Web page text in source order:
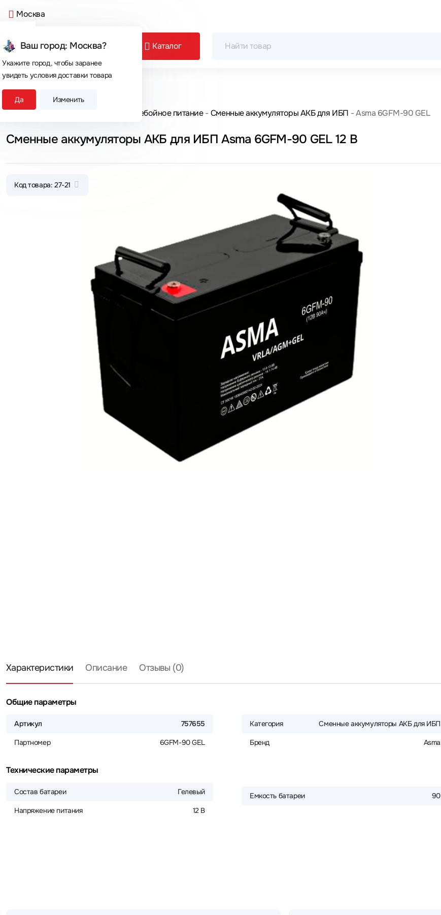
Москва
Ваш город: Москва?
Укажите город, чтобы заранее
увидеть условия доставки товара
Да Изменить
Каталог
Сегодня покупают
Главная Бесперебойное питание Сменные аккумуляторы АКБ для ИБП Asma 6GFM-90 GEL
Сменные аккумуляторы АКБ для ИБП Asma 6GFM-90 GEL 12 В
Код товара: 27-21
Характеристики Описание Отзывы (0)
Общие параметры
Артикул 757655
Партномер 6GFM-90 GEL
Категория Сменные аккумуляторы АКБ для ИБП
Бренд Asma
Технические параметры
Состав батареи Гелевый
Напряжение питания 12 В
Емкость батареи 90